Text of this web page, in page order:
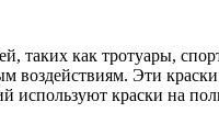
таких как тротуары,
воздействиям. Эти
используют краски на